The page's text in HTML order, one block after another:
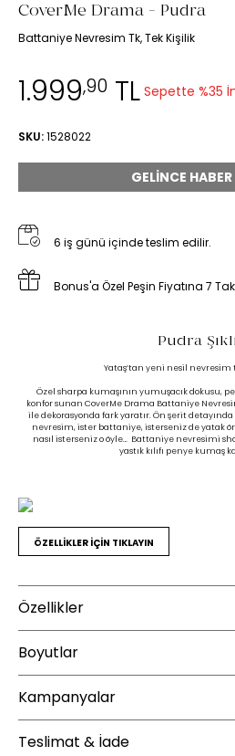
CoverMe Drama - Pudra
Battaniye Nevresim Tk, Tek Kişilik
1.999,90 TL Sepette %35
SKU:1528022
GELINCE HABER
6 iş günü içinde teslim edilir.
Bonus'a Özel Peşin Fiyatına 7
Pudra
Yataş’tan yeni nesil nevresim
Özel sharpa kumaşının yumuşacık dokusu,
konfor sunan CoverMe Drama Battaniye
ile dekorasyonda fark yaratır. Ön şerit
nevresim, ister battaniye, isterseniz de yatak
nasıl isterseniz o öyle… Battaniye nevresimi
yastık kılıfı penye kumaş
ÖZELLİKLER İÇİN TIKLAYIN
Özellikler
Yıkama Talimatı :
30
Sererek
Boyutlar
Yükseklik (mm) :
Kampanyalar
ÜCRETSİZ KARGO
Teslimat & İade